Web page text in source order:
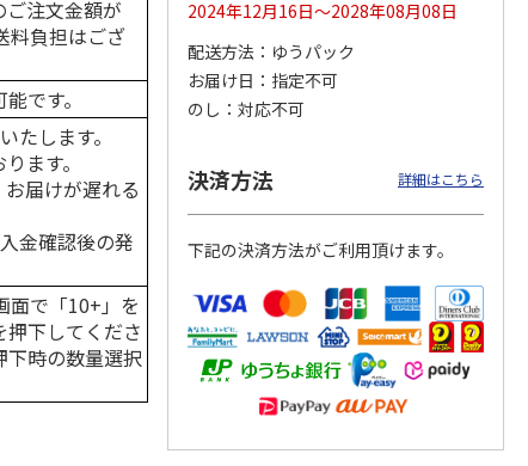
ン
型 S
チ 健康に育つ子ね
こ用 まぐろ・かつ
120円
(送料別・税込)
なた フルーティフ
ローラルの香り
590円
(送料別・税込)
ンキー ちゅ～る和
注文金額が
料負担はござ
です。
たします。
ます。
届けが遅れる
金確認後の発
面で「10+」を
下してくださ
下時の数量選択
2024年12月16日～2028年08月08日
配送方法
ゆうパック
お届け日
指定不可
のし
対応不可
決済方法 詳細はこちら
下記の決済方法がご利用頂けます。